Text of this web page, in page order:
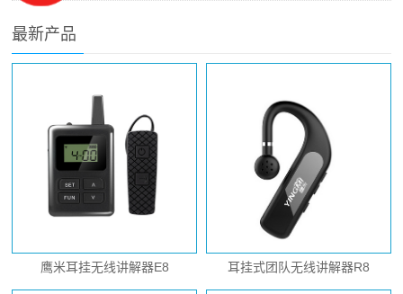
最新产品
鹰米耳挂无线讲解器E8 耳挂式团队无线讲解器R8